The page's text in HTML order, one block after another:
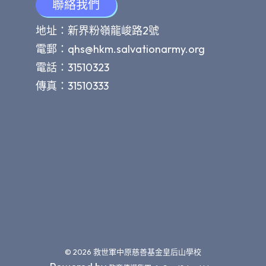
聯絡我們
地址：新界粉嶺龍峻路2號
電郵： qhs@hkm.salvationarmy.org
電話：31510323
傳真：31510333
© 2026 救世軍中原慈善基金皇后山學校